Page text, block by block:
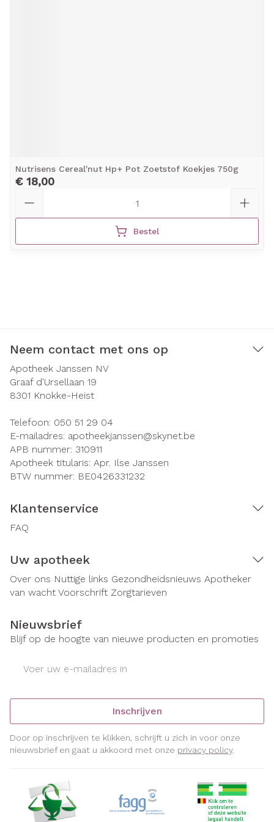
Nutrisens Cereal'nut Hp+ Pot Zoetstof Koekjes 750g
€ 18,00
Bestel
Neem contact met ons op
Apotheek Janssen NV
Graaf d'Ursellaan 19
8301 Knokke-Heist
Telefoon: 050 51 29 04
E-mailadres: apotheekjanssen@skynet.be
APB nummer: 310911
Apotheek titularis: Apr. Ilse Janssen
BTW nummer: BE0426331232
Klantenservice
FAQ
Uw apotheek
Over ons Nuttige links Gezondheidsnieuws Apotheker
van wacht Voorschrift Zorgtarieven
Nieuwsbrief
Blijf op de hoogte van nieuwe producten en promoties
Inschrijven
Door op inschrijven te klikken, schrijft u zich in voor onze
nieuwsbrief en gaat u akkoord met onze privacy policy.